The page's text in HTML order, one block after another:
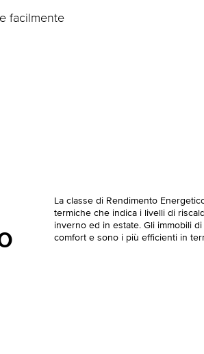
facilmente
La classe di Rendimento
termiche che indica i livelli di
inverno ed in estate. Gli immobili
comfort e sono i più efficienti in